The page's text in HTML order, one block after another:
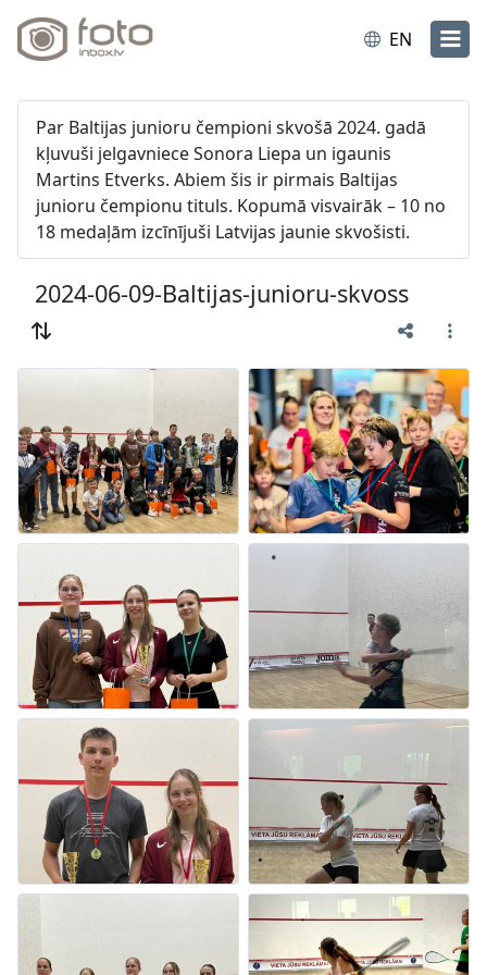
EN
Par Baltijas junioru čempioni skvošā 2024. gadā
kļuvuši jelgavniece Sonora Liepa un igaunis
Martins Etverks. Abiem šis ir pirmais Baltijas
junioru čempionu tituls. Kopumā visvairāk – 10 no
18 medaļām izcīnījuši Latvijas jaunie skvošisti.
2024-06-09-Baltijas-junioru-skvoss